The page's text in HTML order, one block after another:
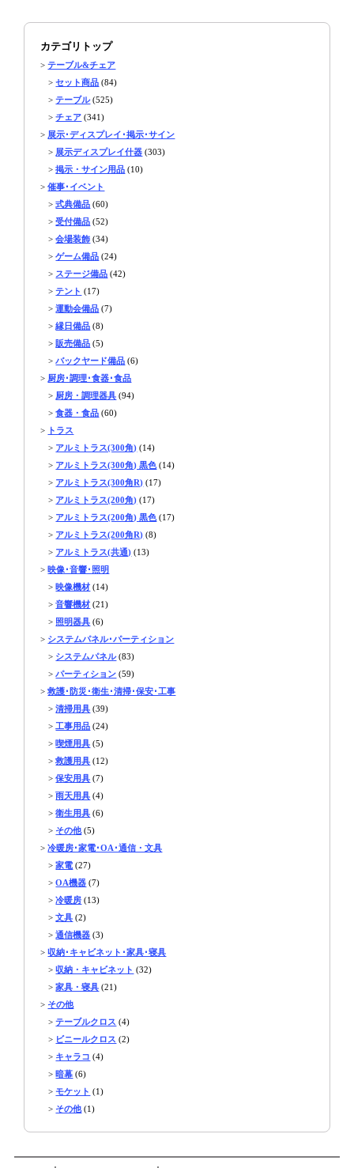
カテゴリトップ
>テーブル&チェア
>セット商品 (84)
>テーブル(525)
>チェア (341)
> 展示･ディスプレイ･掲示･サイン
> 展示ディスプレイ什器 (303)
>掲示・サイン用品 (10)
>催事･イベント
>式典備品 (60)
>受付備品 (52)
>会場装飾 (34)
>ゲーム備品 (24)
> ステージ備品 (42)
>テント (17)
>運動会備品 (7)
>縁日備品 (8)
> 販売備品 (5)
>バックヤード備品 (6)
> 厨房･調理･食器･食品
> 厨房・調理器具 (94)
>食器・食品 (60)
> トラス
> アルミトラス(300角) (14)
> アルミトラス(300角) 黒色 (14)
> アルミトラス(300角R) (17)
> アルミトラス(200角) (17)
> アルミトラス(200角) 黒色 (17)
> アルミトラス(200角R) (8)
> アルミトラス(共通) (13)
>映像･音響･照明
>映像機材 (14)
>音響機材 (21)
> 照明器具 (6)
> システムパネル･パーティション
> システムパネル(83)
>パーティション (59)
>救護･防災･衛生･清掃･保安･工事
>清掃用具 (39)
> 工事用品 (24)
>喫煙用具 (5)
>救護用具 (12)
>保安用具 (7)
>雨天用具 (4)
>衛生用具 (6)
> その他(5)
>冷暖房･家電･OA･通信・文具
>家電 (27)
>OA機器 (7)
>冷暖房 (13)
>文具 (2)
>通信機器 (3)
>収納･キャビネット･家具･寝具
>収納・キャビネット (32)
>家具・寝具 (21)
> その他
>テーブルクロス (4)
> ビニールクロス (2)
> キャラコ (4)
>暗幕 (6)
>モケット (1)
> その他(1)